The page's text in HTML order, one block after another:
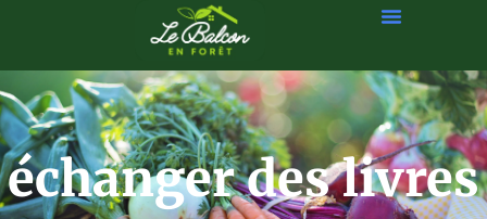
échanger des livres